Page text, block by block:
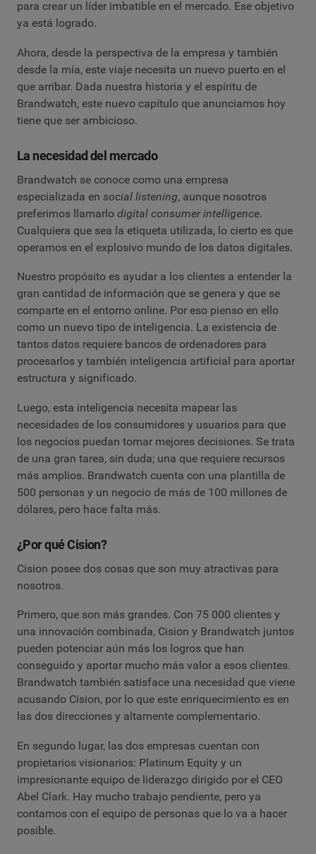
para crear un líder imbatible en el mercado. Ese objetivo
ya está logrado.
Ahora, desde la perspectiva de la empresa y también
desde la mía, este viaje necesita un nuevo puerto en el
que arribar. Dada nuestra historia y el espíritu de
Brandwatch, este nuevo capítulo que anunciamos hoy
tiene que ser ambicioso.
La necesidad del mercado
Brandwatch se conoce como una empresa
especializada en social listening, aunque nosotros
preferimos llamarlo digital consumer intelligence.
Cualquiera que sea la etiqueta utilizada, lo cierto es que
operamos en el explosivo mundo de los datos digitales.
Nuestro propósito es ayudar a los clientes a entender la
gran cantidad de información que se genera y que se
comparte en el entorno online. Por eso pienso en ello
como un nuevo tipo de inteligencia. La existencia de
tantos datos requiere bancos de ordenadores para
procesarlos y también inteligencia artificial para aportar
estructura y significado.
Luego, esta inteligencia necesita mapear las
necesidades de los consumidores y usuarios para que
los negocios puedan tomar mejores decisiones. Se trata
de una gran tarea, sin duda; una que requiere recursos
más amplios. Brandwatch cuenta con una plantilla de
500 personas y un negocio de más de 100 millones de
dólares, pero hace falta más.
¿Por qué Cision?
Cision posee dos cosas que son muy atractivas para
nosotros.
Primero, que son más grandes. Con 75 000 clientes y
una innovación combinada, Cision y Brandwatch juntos
pueden potenciar aún más los logros que han
conseguido y aportar mucho más valor a esos clientes.
Brandwatch también satisface una necesidad que viene
acusando Cision, por lo que este enriquecimiento es en
las dos direcciones y altamente complementario.
En segundo lugar, las dos empresas cuentan con
propietarios visionarios: Platinum Equity y un
impresionante equipo de liderazgo dirigido por el CEO
Abel Clark. Hay mucho trabajo pendiente, pero ya
contamos con el equipo de personas que lo va a hacer
posible.